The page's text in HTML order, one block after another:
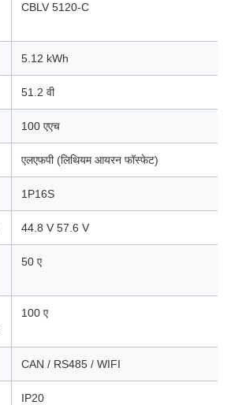
CBLV 5120-C
5.12 kWh
51.2 वी
100 एएच
एलएफपी (लिथियम आयरन फॉस्फेट)
1P16S
44.8 V 57.6 V
50 ए
100 ए
CAN / RS485 / WIFI
IP20